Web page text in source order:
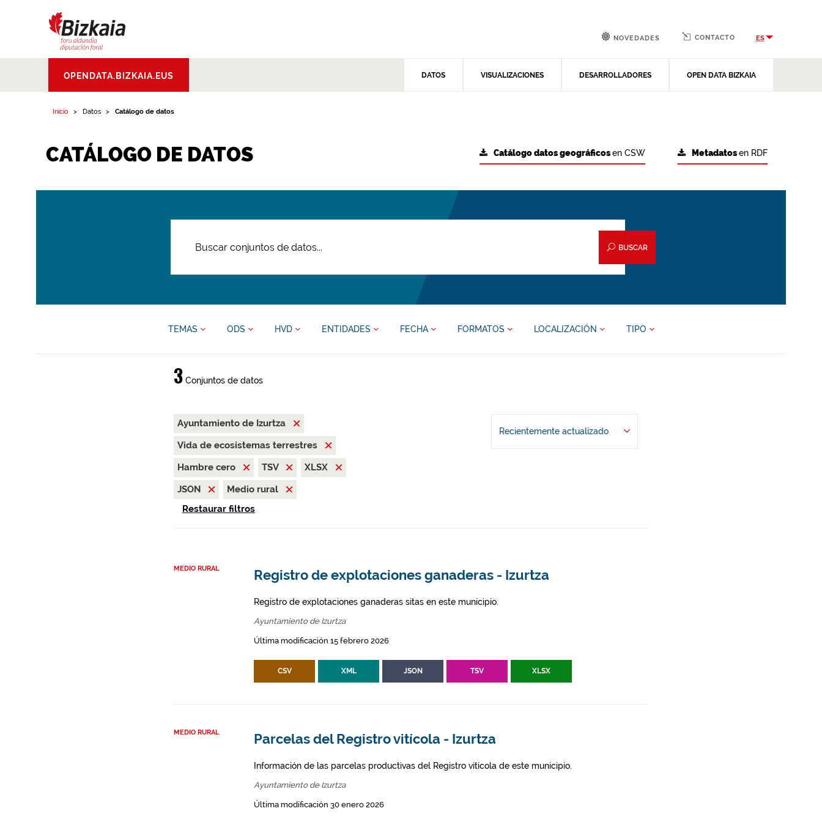
Aldundia.Diputacion
Foral de Bizkaia
OPENDATA.BIZKAIA.EUS DATOS VISUALIZACIONES DESARROLLADORES OPEN DATA BIZKAIA
NOVEDADES CONTACTO ES
Inicio Datos Catálogo de datos
CATÁLOGO DE DATOS Metadatosen RDF
Catálogo datos geográficosen CSW
BUSCAR
TEMAS ODS HVD ENTIDADES FECHA FORMATOS LOCALIZACIÓN TIPO
3Conjuntos de datos
Ayuntamiento de Izurtza
Vida de ecosistemas terrestres
Hambre cero
TSV
XLSX
JSON
Medio rural
Restaurar filtros
Recientemente actualizado
MEDIO RURAL Registro de explotaciones ganaderas - Izurtza
Registro de explotaciones ganaderas sitas en este municipio.
Ayuntamiento de Izurtza
Última modificación 15 febrero 2026
CSV XML JSON TSV XLSX
MEDIO RURAL Parcelas del Registro vitícola - Izurtza
Información de las parcelas productivas del Registro vitícola de este municipio.
Ayuntamiento de Izurtza
Última modificación 30 enero 2026